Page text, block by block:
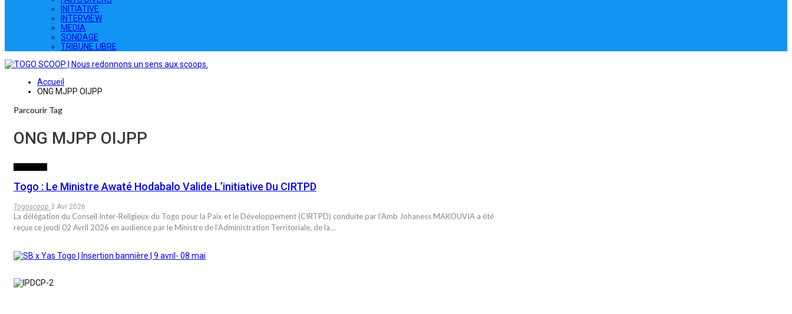
INITIATIVE
INTERVIEW
MEDIA
SONDAGE
TRIBUNE LIBRE
Accueil
ONG MJPP OIJPP
Parcourir Tag
ONG MJPP OIJPP
Togo : Le Ministre Awaté Hodabalo Valide L’initiative Du CIRTPD
Togoscoop 3 Avr 2026
La délégation du Conseil Inter-Religieux du Togo pour la Paix et le Développement (CIRTPD) conduite par l’Amb Johaness MAKOUVIA a été
reçue ce jeudi 02 Avril 2026 en audience par le Ministre de l’Administration Territoriale, de la…